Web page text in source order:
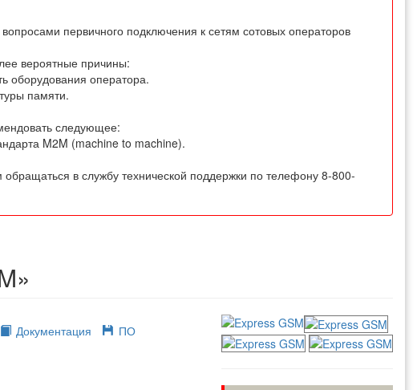
первичного подключения к сетям сотовых операторов
вероятные причины:
оборудования оператора.
памяти.
следующее:
M2M (machine to machine).
в службу технической поддержки по телефону 8-800-
Документация ПО